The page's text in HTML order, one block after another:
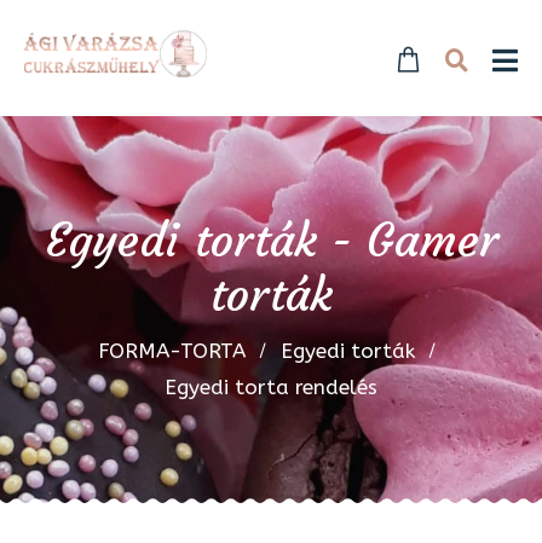
Egyedi torták - Gamer
torták
FORMA-TORTA
Egyedi torták
Egyedi torta rendelés